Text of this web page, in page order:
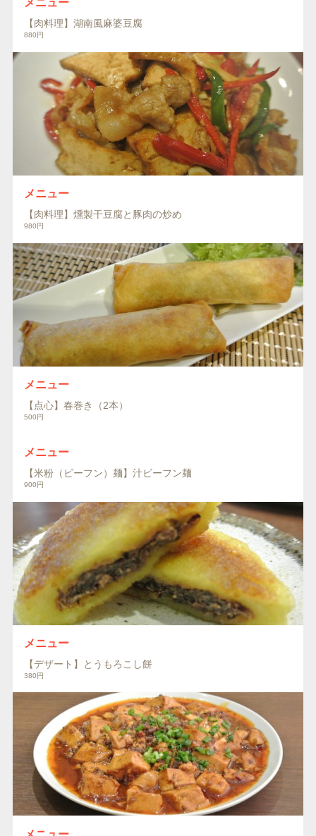
メニュー
【肉料理】湖南風麻婆豆腐
880円
メニュー
【肉料理】燻製干豆腐と豚肉の炒め
980円
メニュー
【点心】春巻き（2本）
500円
メニュー
【米粉（ビーフン）麺】汁ビーフン麺
900円
メニュー
【デザート】とうもろこし餅
380円